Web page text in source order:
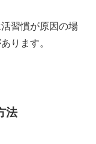
習慣が原因の場
ります。
法